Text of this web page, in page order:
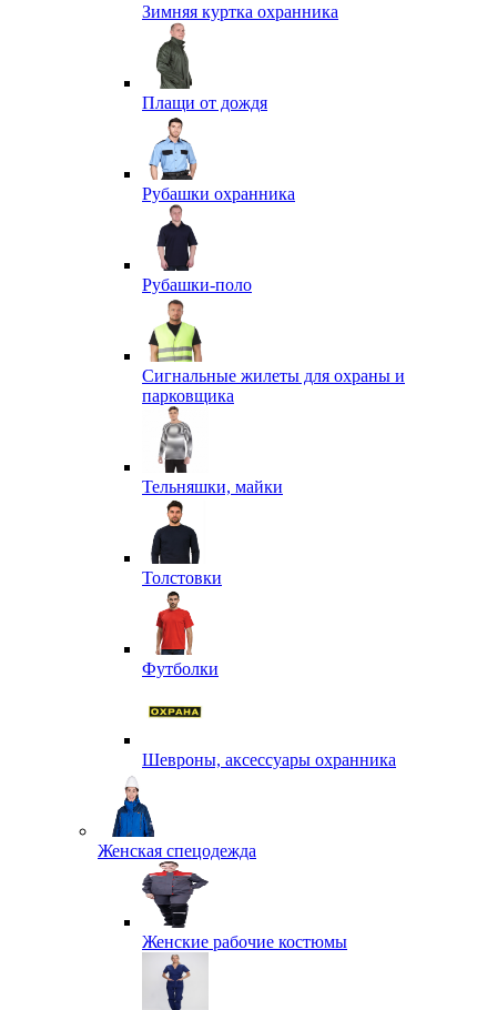
Зимняя куртка охранника
Плащи от дождя
Рубашки охранника
Рубашки-поло
Сигнальные жилеты для охраны и
парковщика
Тельняшки, майки
Толстовки
Футболки
Шевроны, аксессуары охранника
Женская спецодежда
Женские рабочие костюмы